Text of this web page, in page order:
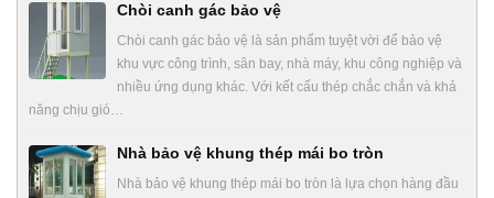
Chòi canh gác bảo vệ
Chòi canh gác bảo vệ là sản phẩm tuyệt vời để bảo vệ
khu vực công trình, sân bay, nhà máy, khu công nghiệp và
nhiều ứng dụng khác. Với kết cấu thép chắc chắn và khả
năng chịu gió…
Nhà bảo vệ khung thép mái bo tròn
Nhà bảo vệ khung thép mái bo tròn là lựa chọn hàng đầu